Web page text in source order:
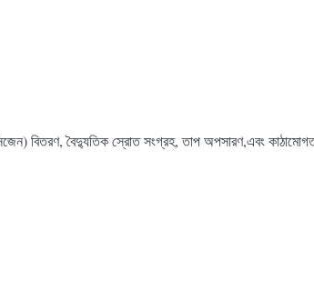
বিতরণ, বৈদ্যুতিক স্রোত সংগ্রহ, তাপ অপসারণ,এবং কাঠামোগত